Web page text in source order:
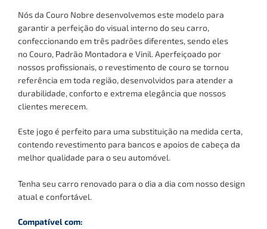
Nós da Couro Nobre desenvolvemos este modelo para
garantir a perfeição do visual interno do seu carro,
confeccionando em três padrões diferentes, sendo eles
no Couro, Padrão Montadora e Vinil. Aperfeiçoado por
nossos profissionais, o revestimento de couro se tornou
referência em toda região, desenvolvidos para atender a
durabilidade, conforto e extrema elegância que nossos
clientes merecem.
Este jogo é perfeito para uma substituição na medida certa,
contendo revestimento para bancose apoios de cabeça da
melhor qualidade para o seu automóvel.
Tenha seu carro renovado para o dia a dia com nosso design
atual e confortável.
Compatível com: